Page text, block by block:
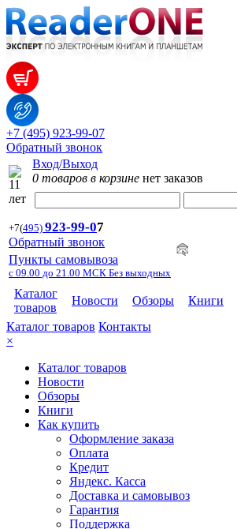
+7 (495) 923-99-07
Обратный звонок
Вход/Выход
0 товаров в корзине нет заказов
+7(495) 923-99-07
Обратный звонок
Пункты самовывоза
с 09.00 до 21.00 МСК Без выходных
Каталог
товаров
Новости Обзоры Книги
Каталог товаров Контакты
×
Каталог товаров
Новости
Обзоры
Книги
Как купить
Оформление заказа
Оплата
Кредит
Яндекс. Касса
Доставка и самовывоз
Гарантия
Поддержка